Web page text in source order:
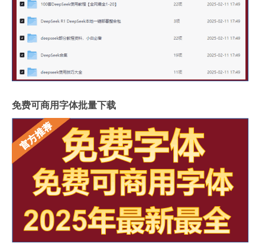
免费可商用字体批量下载